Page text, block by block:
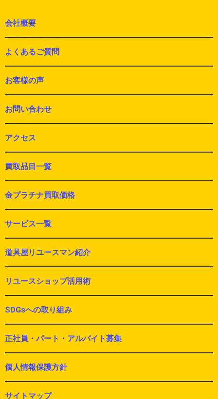
会社概要
よくあるご質問
お客様の声
お問い合わせ
アクセス
買取品目一覧
金プラチナ買取価格
サービス一覧
道具屋リユースマン紹介
リユースショップ活用術
SDGsへの取り組み
正社員・パート・アルバイト募集
個人情報保護方針
サイトマップ